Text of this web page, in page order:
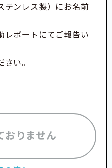
テンレス製）にお名前
レポートにてご報告い
い。
おりません